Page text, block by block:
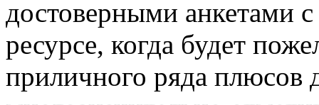
достоверными анкетами
ресурсе, когда будет
приличного ряда плюсов